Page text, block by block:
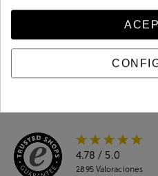
Información del producto
4.78 / 5.0
2895Valoraciones